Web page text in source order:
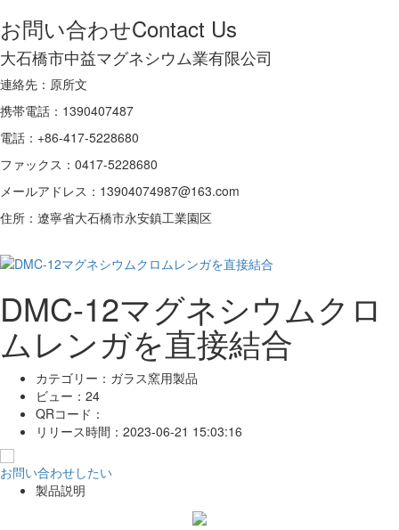
お問い合わせContact Us
大石橋市中益マグネシウム業有限公司
連絡先：原所文
携帯電話：1390407487
電話：+86-417-5228680
ファックス：0417-5228680
メールアドレス：13904074987@163.com
住所：遼寧省大石橋市永安鎮工業園区
DMC-12マグネシウムクロ
ムレンガを直接結合
カテゴリー： ガラス窯用製品
ビュー： 24
QRコード：
リリース時間： 2023-06-21 15:03:16
お問い合わせしたい
製品説明